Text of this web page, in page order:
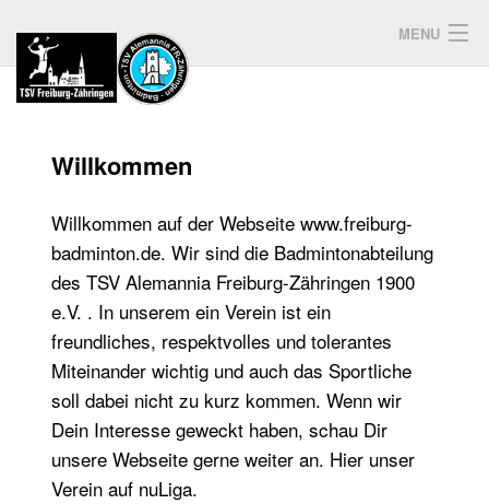
content
MENU
WILLKOMMEN
AKTUELLES
JUGEND
INFOS+KONTAKT
VEREIN
Willkommen
Willkommen auf der Webseite www.freiburg-
badminton.de. Wir sind die Badmintonabteilung
des TSV Alemannia Freiburg-Zähringen 1900
e.V. . In unserem ein Verein ist ein
freundliches, respektvolles und tolerantes
Miteinander wichtig und auch das Sportliche
soll dabei nicht zu kurz kommen. Wenn wir
Dein Interesse geweckt haben, schau Dir
unsere Webseite gerne weiter an. Hier unser
Verein auf nuLiga.